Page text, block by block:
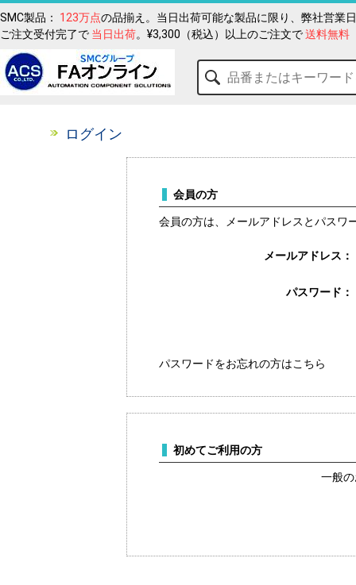
SMC製品： 123万点の品揃え。当日出荷可能な製品に限り、弊社営業
ご注文受付完了で 当日出荷。¥3,300（税込）以上のご注文で送料無料
ログイン
会員の方
会員の方は、メールアドレスとパスワ
メールアドレス：
パスワード：
パスワードをお忘れの方はこちら
初めてご利用の方
一般